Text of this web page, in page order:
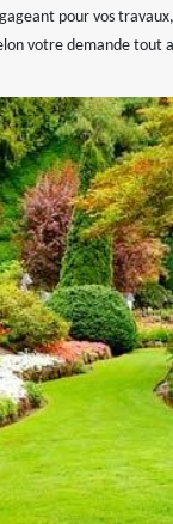
pour vos
votre demande tout